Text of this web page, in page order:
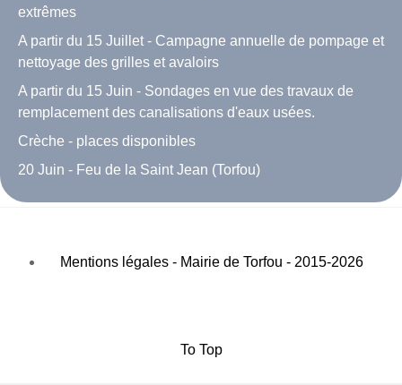
extrêmes
A partir du 15 Juillet - Campagne annuelle de pompage et
nettoyage des grilles et avaloirs
A partir du 15 Juin - Sondages en vue des travaux de
remplacement des canalisations d'eaux usées.
Crèche - places disponibles
20 Juin - Feu de la Saint Jean (Torfou)
Mentions légales - Mairie de Torfou - 2015-2026
To Top